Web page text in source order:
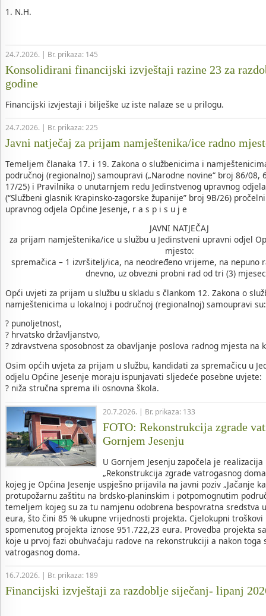
1. N.H.
24.7.2026. | Br. prikaza: 145
Konsolidirani financijski izvještaji razine 23 za
godine
Financijski izvjestaji i bilješke uz iste nalaze se u prilogu.
24.7.2026. | Br. prikaza: 225
Javni natječaj za prijam namještenika/ice radno
Temeljem članaka 17. i 19. Zakona o službenicima i
područnoj (regionalnoj) samoupravi („Narodne novine“ broj 86/08,
17/25) i Pravilnika o unutarnjem redu Jedinstvenog upravnog
(“Službeni glasnik Krapinsko-zagorske županije” broj 9B/26)
upravnog odjela Općine Jesenje, r a s p i s u j e
JAVNI NATJEČAJ
za prijam namještenika/ice u službu u Jedinstveni upravni odjel
mjesto:
spremačica – 1 izvršitelj/ica, na neodređeno vrijeme, na nepuno
dnevno, uz obvezni probni rad od tri (3)
Opći uvjeti za prijam u službu u skladu s člankom 12. Zakona o
namještenicima u lokalnoj i područnoj (regionalnoj) samoupravi su:
? punoljetnost,
? hrvatsko državljanstvo,
? zdravstvena sposobnost za obavljanje poslova radnog mjesta na
Osim općih uvjeta za prijam u službu, kandidati za spremačicu u
odjelu Općine Jesenje moraju ispunjavati sljedeće posebne uvjete:
? niža stručna sprema ili osnovna škola.
20.7.2026. | Br. prikaza: 133
FOTO: Rekonstrukcija zgrade
Gornjem Jesenju
U Gornjem Jesenju započela je
„Rekonstrukcija zgrade vatrogasnog
kojeg je Općina Jesenje uspješno prijavila na javni poziv „Jačanje
protupožarnu zaštitu na brdsko-planinskim i potpomognutim
temeljem kojeg su za tu namjenu odobrena bespovratna sredstva
eura, što čini 85 % ukupne vrijednosti projekta. Cjelokupni
spomenutog projekta iznose 951.722,23 eura. Provedba projekta
koje u prvoj fazi obuhvaćaju radove na rekonstrukciji a nakon
vatrogasnog doma.
16.7.2026. | Br. prikaza: 189
Financijski izvještaji za razdoblje siječanj- lipanj